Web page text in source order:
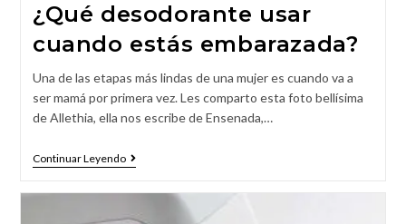
¿Qué desodorante usar
cuando estás embarazada?
Una de las etapas más lindas de una mujer es cuando va a
ser mamá por primera vez. Les comparto esta foto bellísima
de Allethia, ella nos escribe de Ensenada,…
Continuar Leyendo